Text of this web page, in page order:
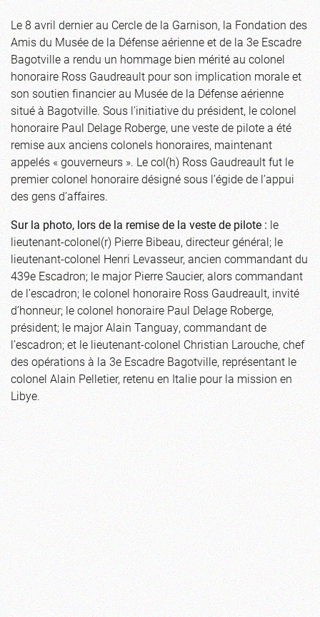
Le 8 avril dernier au Cercle de la Garnison, la Fondation des
Amis du Musée de la Défense aérienne et de la 3e Escadre
Bagotville a rendu un hommage bien mérité au colonel
honoraire Ross Gaudreault pour son implication morale et
son soutien financier au Musée de la Défense aérienne
situé à Bagotville. Sous l’initiative du président, le colonel
honoraire Paul Delage Roberge, une veste de pilote a été
remise aux anciens colonels honoraires, maintenant
appelés « gouverneurs ». Le col(h) Ross Gaudreault fut le
premier colonel honoraire désigné sous l’égide de l’appui
des gens d’affaires.
Sur la photo, lors de la remise de la veste de pilote :le
lieutenant-colonel(r) Pierre Bibeau, directeur général; le
lieutenant-colonel Henri Levasseur, ancien commandant du
439e Escadron; le major Pierre Saucier, alors commandant
de l’escadron; le colonel honoraire Ross Gaudreault, invité
d’honneur; le colonel honoraire Paul Delage Roberge,
président; le major Alain Tanguay, commandant de
l’escadron; et le lieutenant-colonel Christian Larouche, chef
des opérations à la 3e Escadre Bagotville, représentant le
colonel Alain Pelletier, retenu en Italie pour la mission en
Libye.